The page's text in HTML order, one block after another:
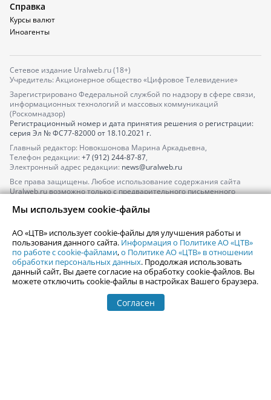
Справка
Курсы валют
Иноагенты
Сетевое издание Uralweb.ru (18+)
Учредитель: Акционерное общество «Цифровое Телевидение»
Зарегистрировано Федеральной службой по надзору в сфере связи,
информационных технологий и массовых коммуникаций
(Роскомнадзор)
Регистрационный номер и дата принятия решения о регистрации:
серия Эл № ФС77-82000от 18.10.2021 г.
Главный редактор: Новокшонова Марина Аркадьевна,
Телефон редакции: +7 (912) 244-87-87,
Электронный адрес редакции: news@uralweb.ru
Все права защищены. Любое использование содержания сайта
Uralweb.ru возможно только с предварительного письменного
По вопросам размещения рекламы обращайтесь по тел.
По вопросам размещения информации в разделе «Афиша»
afisha@uralweb.ru
Пользовательское соглашение на использование сайта
Политика АО «ЦТВ» в отношении обработки персональных данных
Мы используем cookie-файлы
АО «ЦТВ» использует cookie-файлы для улучшения работы и
пользования данного сайта. Информация о Политике АО «ЦТВ»
по работе с cookie-файлами,о Политике АО «ЦТВ» в отношении
обработки персональных данных. Продолжая использовать
данный сайт, Вы даете согласие на обработку cookie-файлов. Вы
можете отключить cookie-файлы в настройках Вашего браузера.
Согласен